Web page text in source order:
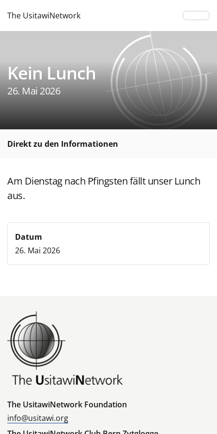
The UsitawiNetwork
Kein Lunch
26. Mai 2026
Direkt zu den Informationen
Am Dienstag nach Pfingsten fällt unser Lunch
aus.
Datum
26. Mai 2026
The UsitawiNetwork Foundation
info@usitawi.org